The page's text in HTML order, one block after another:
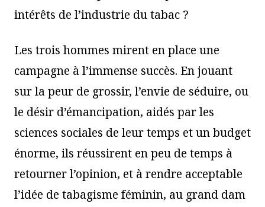
intérêts de l’industrie du tabac ?
Les trois hommes mirent en place une
campagne à l’immense succès. En jouant
sur la peur de grossir, l’envie de séduire, ou
le désir d’émancipation, aidés par les
sciences sociales de leur temps et un budget
énorme, ils réussirent en peu de temps à
retourner l’opinion, et à rendre acceptable
l’idée de tabagisme féminin, au grand dam